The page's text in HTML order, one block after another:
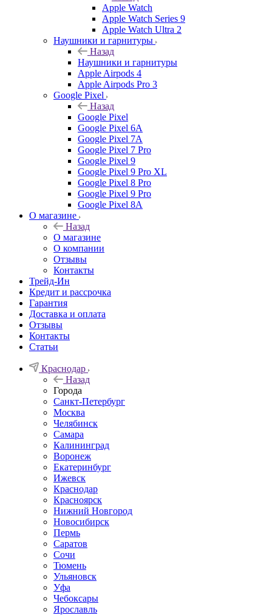
Apple Watch
Apple Watch Series 9
Apple Watch Ultra 2
Наушники и гарнитуры
Назад
Наушники и гарнитуры
Apple Airpods 4
Apple Airpods Pro 3
Google Pixel
Назад
Google Pixel
Google Pixel 6A
Google Pixel 7А
Google Pixel 7 Pro
Google Pixel 9
Google Pixel 9 Pro XL
Google Pixel 8 Pro
Google Pixel 9 Pro
Google Pixel 8A
О магазине
Назад
О магазине
О компании
Отзывы
Контакты
Трейд-Ин
Кредит и рассрочка
Гарантия
Доставка и оплата
Отзывы
Контакты
Статьи
Краснодар
Назад
Города
Санкт-Петербург
Москва
Челябинск
Самара
Калининград
Воронеж
Екатеринбург
Ижевск
Краснодар
Красноярск
Нижний Новгород
Новосибирск
Пермь
Саратов
Сочи
Тюмень
Ульяновск
Уфа
Чебоксары
Ярославль